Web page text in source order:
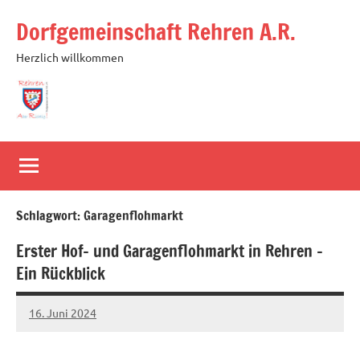
Inhalt
springen
Dorfgemeinschaft Rehren A.R.
Herzlich willkommen
Schlagwort:Garagenflohmarkt
Erster Hof- und Garagenflohmarkt in Rehren –
Ein Rückblick
16. Juni 2024
Michael